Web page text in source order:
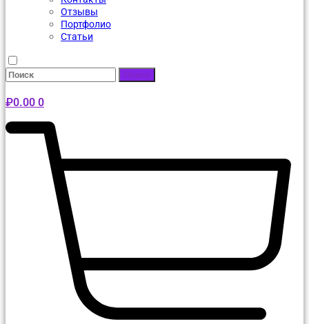
Отзывы
Портфолио
Статьи
Поиск
₽0.00 0